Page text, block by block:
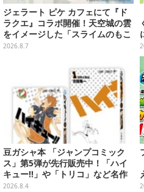
ジェラート ピケ カフェにて『ド
ラクエ』コラボ開催！天空城の雲
をイメージした「スライムのもこ
もこ天空クレープ」などを提供
2026.8.7
豆ガシャ本 「ジャンプコミック
ス」第5弾が先行販売中！「ハイ
キュー!!」や「トリコ」など名作
揃いの全6種
2026.8.4